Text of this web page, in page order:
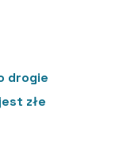
drogie
złe